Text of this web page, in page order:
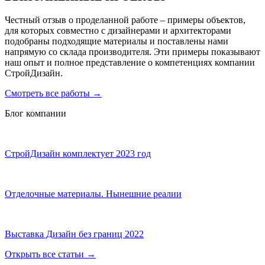
Честный отзыв о проделанной работе – примеры объектов,
для которых совместно с дизайнерами и архитекторами
подобраны подходящие материалы и поставлены нами
напрямую со склада производителя. Эти примеры показывают
наш опыт и полное представление о компетенциях компании
СтройДизайн.
Смотреть все работы →
Блог компании
СтройДизайн комплектует 2023 год
Отделочные материалы. Нынешние реалии
Выставка Дизайн без границ 2022
Открыть все статьи →